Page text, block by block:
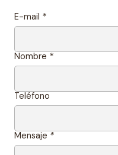
E-mail *
Nombre *
Teléfono
Mensaje *